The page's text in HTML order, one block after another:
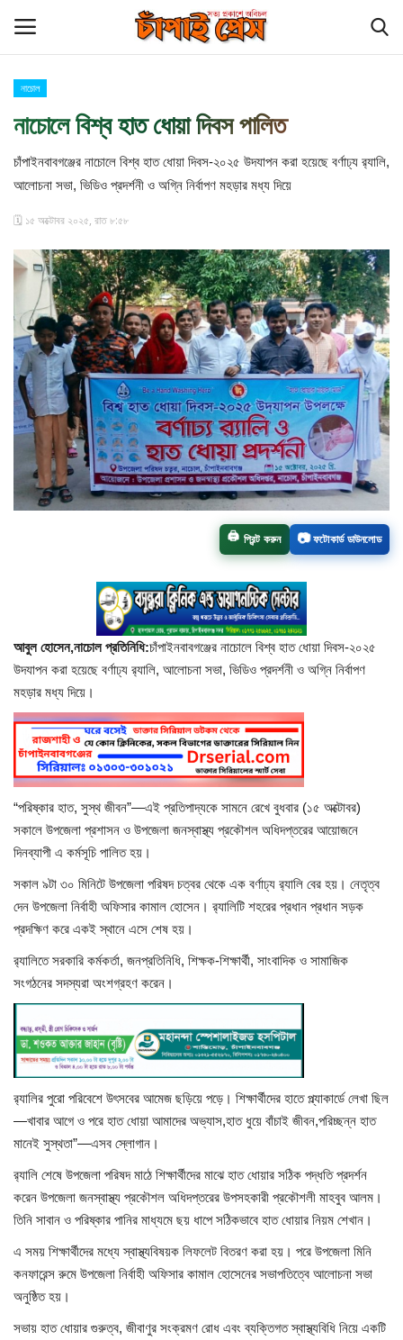
হোম
বিনোদন
চাঁপাই প্রেস পরিবার
কুমিল্লা
আমাদের সম্পর্কে
চাঁপাইনবাবগঞ্জ সদর
রাজশাহী বিভাগ
ভোলাহাট
নওগাঁ
রংপুর
চট্টগ্রাম
খাগড়াছড়ি
ব্রাহ্মণবাড়িয়া
পটুয়াখালী
জাতীয়
আন্তর্জাতিক
সারাদেশ
স্বাস্থ্য
লাইফ স্টাইল
বিজ্ঞান ও প্রযুক্তি
খেলাধুলা
অপরাধ
নাচোল
নাচোলে বিশ্ব হাত ধোয়া দিবস পালিত
চাঁপাইনবাবগঞ্জের নাচোলে বিশ্ব হাত ধোয়া দিবস-২০২৫ উদযাপন করা হয়েছে বর্ণাঢ্য র‍্যালি,
আলোচনা সভা, ভিডিও প্রদর্শনী ও অগ্নি নির্বাপণ মহড়ার মধ্য দিয়ে
🗓️ ১৫ অক্টোবর ২০২৫, রাত ৮:৫৮
🖨️ প্রিন্ট করুন 📷ফটোকার্ড ডাউনলোড
আবুল হোসেন,নাচোল প্রতিনিধি:চাঁপাইনবাবগঞ্জের নাচোলে বিশ্ব হাত ধোয়া দিবস-২০২৫
উদযাপন করা হয়েছে বর্ণাঢ্য র‍্যালি, আলোচনা সভা, ভিডিও প্রদর্শনী ও অগ্নি নির্বাপণ
মহড়ার মধ্য দিয়ে।
“পরিষ্কার হাত, সুস্থ জীবন”—এই প্রতিপাদ্যকে সামনে রেখে বুধবার (১৫ অক্টোবর)
সকালে উপজেলা প্রশাসন ও উপজেলা জনস্বাস্থ্য প্রকৌশল অধিদপ্তরের আয়োজনে
দিনব্যাপী এ কর্মসূচি পালিত হয়।
সকাল ৯টা ৩০ মিনিটে উপজেলা পরিষদ চত্বর থেকে এক বর্ণাঢ্য র‍্যালি বের হয়। নেতৃত্ব
দেন উপজেলা নির্বাহী অফিসার কামাল হোসেন। র‍্যালিটি শহরের প্রধান প্রধান সড়ক
প্রদক্ষিণ করে একই স্থানে এসে শেষ হয়।
র‍্যালিতে সরকারি কর্মকর্তা, জনপ্রতিনিধি, শিক্ষক-শিক্ষার্থী, সাংবাদিক ও সামাজিক
সংগঠনের সদস্যরা অংশগ্রহণ করেন।
র‍্যালির পুরো পরিবেশে উৎসবের আমেজ ছড়িয়ে পড়ে। শিক্ষার্থীদের হাতে প্ল্যাকার্ডে লেখা ছিল
—খাবার আগে ও পরে হাত ধোয়া আমাদের অভ্যাস,হাত ধুয়ে বাঁচাই জীবন,পরিচ্ছন্ন হাত
মানেই সুস্থতা”—এসব স্লোগান।
র‍্যালি শেষে উপজেলা পরিষদ মাঠে শিক্ষার্থীদের মাঝে হাত ধোয়ার সঠিক পদ্ধতি প্রদর্শন
করেন উপজেলা জনস্বাস্থ্য প্রকৌশল অধিদপ্তরের উপসহকারী প্রকৌশলী মাহবুব আলম।
তিনি সাবান ও পরিষ্কার পানির মাধ্যমে ছয় ধাপে সঠিকভাবে হাত ধোয়ার নিয়ম শেখান।
এ সময় শিক্ষার্থীদের মধ্যে স্বাস্থ্যবিষয়ক লিফলেট বিতরণ করা হয়। পরে উপজেলা মিনি
কনফারেন্স রুমে উপজেলা নির্বাহী অফিসার কামাল হোসেনের সভাপতিত্বে আলোচনা সভা
অনুষ্ঠিত হয়।
সভায় হাত ধোয়ার গুরুত্ব, জীবাণুর সংক্রমণ রোধ এবং ব্যক্তিগত স্বাস্থ্যবিধি নিয়ে একটি